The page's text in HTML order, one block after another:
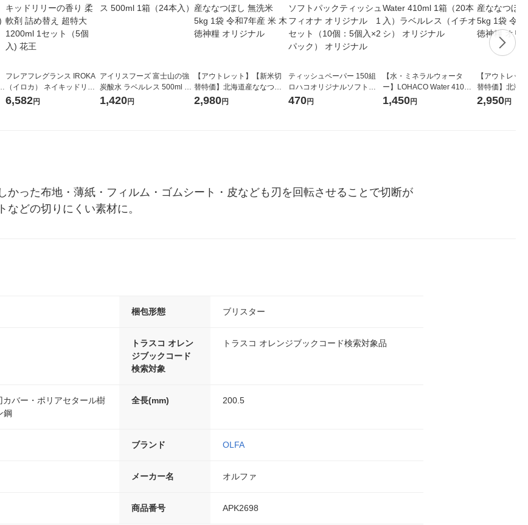
フレアフレグランス IROKA
（イロカ） ネイキッドリリ
ーの香り 柔軟剤 詰め替え 超
6,582円
アイリスフーズ 富士山の強
炭酸水 ラベルレス 500ml 1
箱（24本入）
1,420円
【アウトレット】【新米切
替特価】北海道産ななつぼ
し 無洗米 5kg 1袋 令和7年産
2,980円
ティッシュペーパー 150組
ロハコオリジナルソフトパ
ックティッシュ フィオナ オ
470円
【水・ミネラルウォータ
ー】LOHACO Water 410ml
1箱（20本入）ラベルレス
1,450円
【アウトレッ
替特価】北海
し 精白米 5kg
2,950円
かった布地・薄紙・フィルム・ゴムシート・皮なども刃を回転させることで切断が
どの切りにくい素材に。
梱包形態 ブリスター
トラスコ オレン
ジブックコード
検索対象
トラスコ オレンジブックコード検索対象品
カバー・ポリアセタール樹
鋼
全長(mm) 200.5
ブランド OLFA
メーカー名 オルファ
商品番号 APK2698